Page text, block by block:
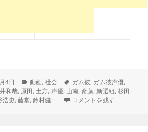
4日
カ
テ
ゴ
動画,社会
タ
グ
ガム彼, ガム彼声優,
和哉, 原田,土方,声優, 山南, 斎藤, 新選組,杉田
浩史,藤堂,鈴村健一 「ガム彼！新選組」声優
コメントを残す